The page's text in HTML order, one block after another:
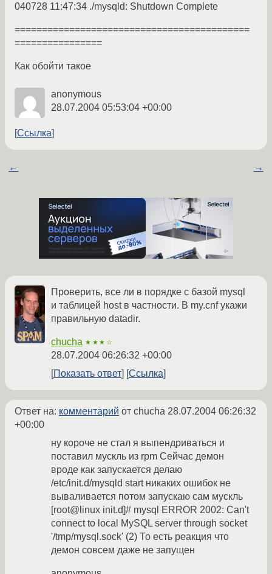
040728 11:47:34 ./mysqld: Shutdown Complete
===========================================
================
Как обойти такое
anonymous
28.07.2004 05:53:04 +00:00
Ссылка
← →
Проверить, все ли в порядке с базой mysql
и таблицей host в частности. В my.cnf укажи
правильную datadir.
chucha ★★★☆
28.07.2004 06:26:32 +00:00
Показать ответ
Ссылка
Ответ на: комментарий от chucha 28.07.2004 06:26:32
+00:00
ну короче не стал я выпендриваться и
поставил мускль из rpm Сейчас демон
вроде как запускается делаю
/etc/init.d/mysqld start никаких ошибок не
вываливается потом запускаю сам мускль
[root@linux init.d]# mysql ERROR 2002: Can't
connect to local MySQL server through socket
'/tmp/mysql.sock' (2) То есть реакция что
демон совсем даже не запущен